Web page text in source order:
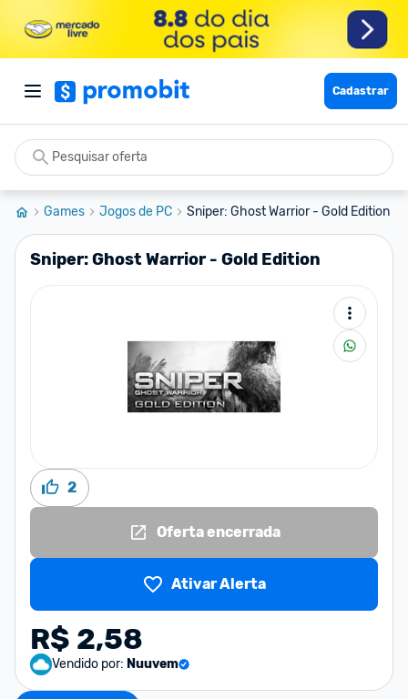
Cadastrar
Games Jogos de PC Sniper: Ghost Warrior - Gold Edition
Sniper: Ghost Warrior - Gold Edition
2
Oferta encerrada
Ativar Alerta
R$ 2,58
Vendido por: Nuuvem